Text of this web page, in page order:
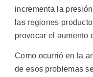
incrementa la
las regiones
provocar el aumento
Como ocurrió en la
de esos problemas